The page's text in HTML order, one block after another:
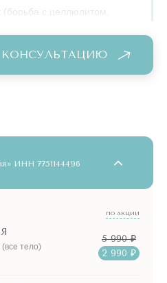
(борьба с целлюлитом,
вывести из тканей лишнюю
и лимфоток,
в Москве на аппарате
КОНСУЛЬТАЦИЮ
ИНН 7751144496
ПО АКЦИИ
тело)
5 990 ₽
2 990 ₽